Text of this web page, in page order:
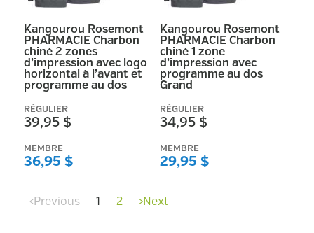
Kangourou Rosemont
PHARMACIE Charbon
chiné 2 zones
d’impression avec logo
horizontal à l’avant et
programme au dos
RÉGULIER
39,95 $
MEMBRE
36,95 $
Kangourou Rosemont
PHARMACIE Charbon
chiné 1 zone
d’impression avec
programme au dos
Grand
RÉGULIER
34,95 $
MEMBRE
29,95 $
‹Previous 1 2 ›Next